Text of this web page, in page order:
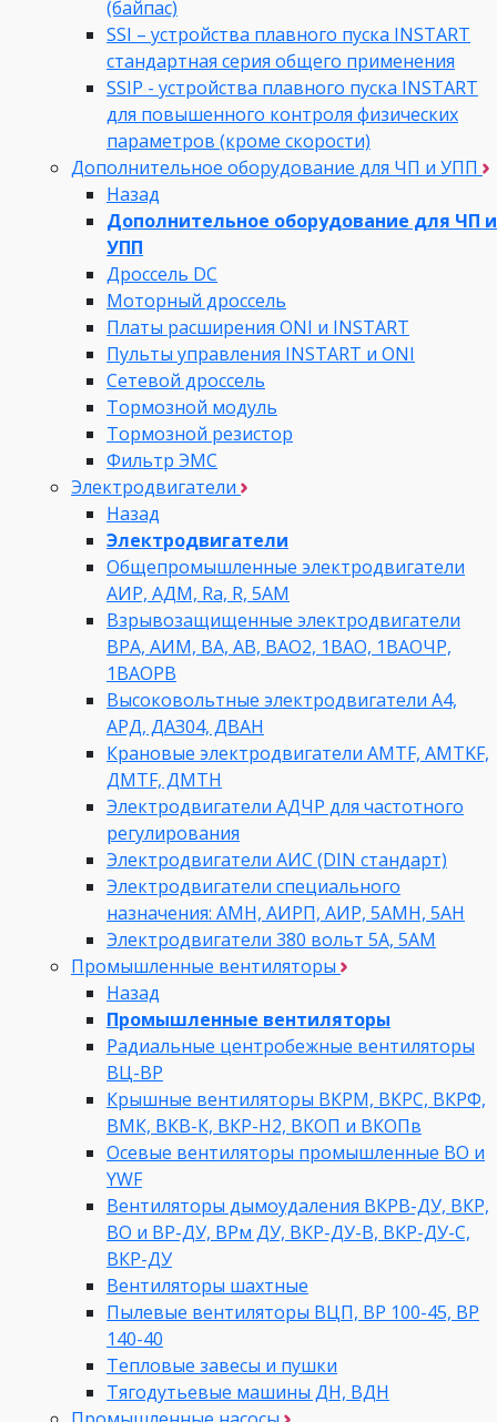
(байпас)
SSI – устройства плавного пуска INSTART
стандартная серия общего применения
SSIP - устройства плавного пуска INSTART
для повышенного контроля физических
параметров (кроме скорости)
Дополнительное оборудование для ЧП и УПП
Назад
Дополнительное оборудование для ЧП и
УПП
Дроссель DC
Моторный дроссель
Платы расширения ONI и INSTART
Пульты управления INSTART и ONI
Сетевой дроссель
Тормозной модуль
Тормозной резистор
Фильтр ЭМС
Электродвигатели
Назад
Электродвигатели
Общепромышленные электродвигатели
АИР, АДМ, Ra, R, 5AM
Взрывозащищенные электродвигатели
ВРА, АИМ, ВА, АВ, ВАO2, 1ВАО, 1ВАОЧР,
1ВАОРВ
Высоковольтные электродвигатели A4,
АРД, ДАЗ04, ДВАН
Крановые электродвигатели AMTF, AMTKF,
ДMTF, ДМТН
Электродвигатели АДЧР для частотного
регулирования
Электродвигатели АИС (DIN стандарт)
Электродвигатели специального
назначения: АМН, АИРП, АИР, 5АМН, 5АН
Электродвигатели 380 вольт 5А, 5АМ
Промышленные вентиляторы
Назад
Промышленные вентиляторы
Радиальные центробежные вентиляторы
ВЦ-ВР
Крышные вентиляторы ВКРМ, ВКРС, ВКРФ,
ВМК, ВКВ-К, ВКР-Н2, ВКОП и ВКОПв
Осевые вентиляторы промышленные ВО и
YWF
Вентиляторы дымоудаления ВКРВ-ДУ, ВКР,
ВО и ВР-ДУ, ВРм ДУ, ВКР-ДУ-В, ВКР-ДУ-С,
ВКР-ДУ
Вентиляторы шахтные
Пылевые вентиляторы ВЦП, ВР 100-45, ВР
140-40
Тепловые завесы и пушки
Тягодутьевые машины ДН, ВДН